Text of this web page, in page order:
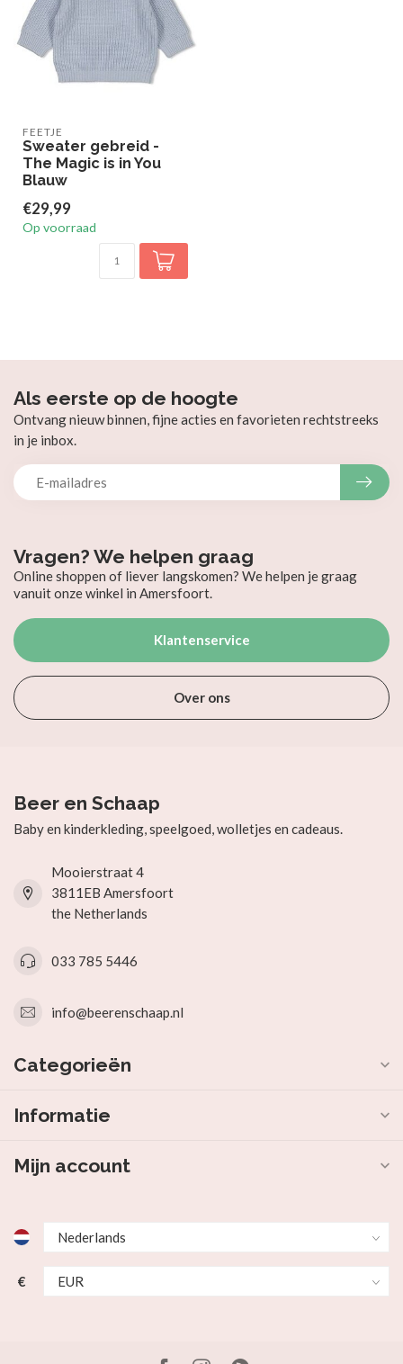
FEETJE
Sweater gebreid -
The Magic is in You
Blauw
€29,99
Op voorraad
Vragen? We helpen graag
Online shoppen of liever langskomen? We helpen je graag
vanuit onze winkel in Amersfoort.
Klantenservice
Over ons
Als eerste op de hoogte
Ontvang nieuw binnen, fijne acties en favorieten rechtstreeks
in je inbox.
Beer en Schaap
Baby en kinderkleding, speelgoed, wolletjes en cadeaus.
Mooierstraat 4
3811EB Amersfoort
the Netherlands
033 785 5446
info@beerenschaap.nl
Categorieën
Informatie
Mijn account
€